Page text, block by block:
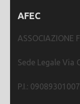
AFEC
ASSOCIAZIONE
Sede Legale Via
P.I.: 09089301007